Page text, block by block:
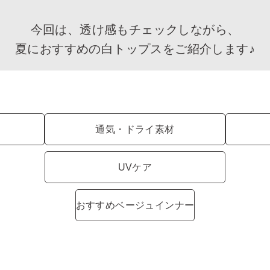
今回は、透け感もチェックしながら、
夏におすすめの白トップスをご紹介します♪
通気・ドライ素材
UVケア
おすすめベージュインナー